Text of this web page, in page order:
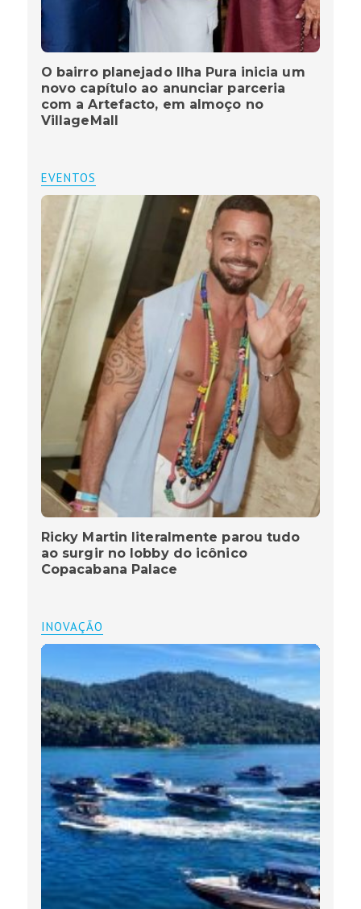
O bairro planejado Ilha Pura inicia um
novo capítulo ao anunciar parceria
com a Artefacto, em almoço no
VillageMall
EVENTOS
Ricky Martin literalmente parou tudo
ao surgir no lobby do icônico
Copacabana Palace
INOVAÇÃO